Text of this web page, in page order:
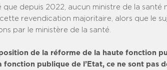
que depuis 2022, aucun ministre de la santé
revendication majoritaire, alors que le
par le ministère de la santé.
de la réforme de la haute fonction
fonction publique de l’Etat, ce ne sont pas